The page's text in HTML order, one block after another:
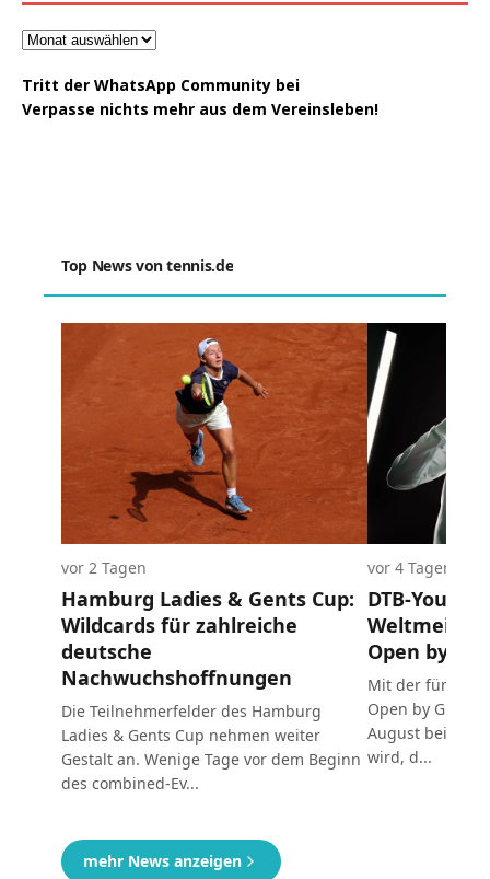
Tritt der WhatsApp Community bei
Verpasse nichts mehr aus dem Vereinsleben!